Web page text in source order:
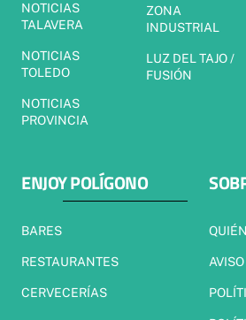
NOTICIAS
TALAVERA
NOTICIAS
TOLEDO
NOTICIAS
PROVINCIA
ZONA
INDUSTRIAL
LUZ DEL TAJO /
FUSIÓN
ENJOY POLÍGONO
BARES
RESTAURANTES
CERVECERÍAS